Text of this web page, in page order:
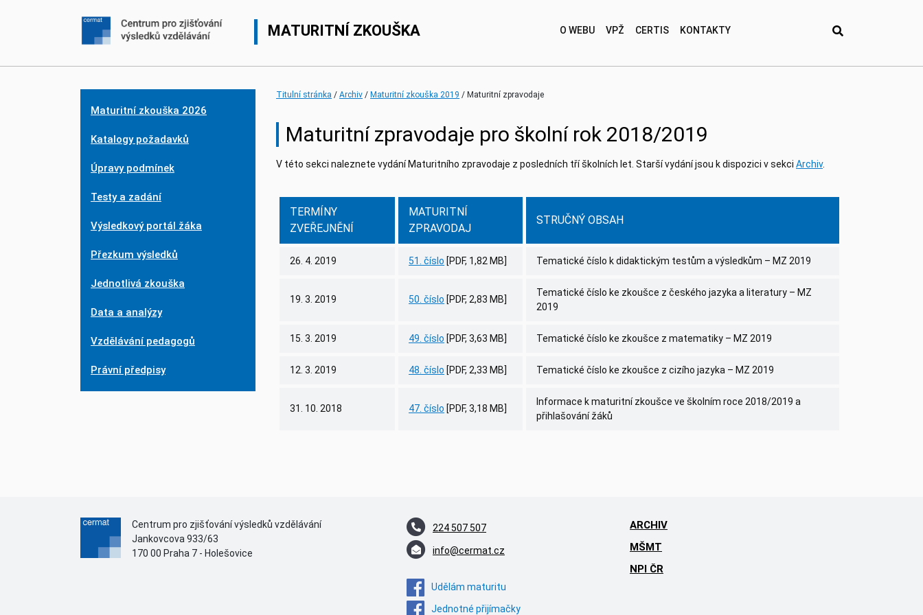
MATURITNÍ ZKOUŠKA O WEBU VPŽ CERTIS KONTAKTY
Maturitní zkouška 2026
Katalogy požadavků
Úpravy podmínek
Testy a zadání
Výsledkový portál žáka
Přezkum výsledků
Jednotlivá zkouška
Data a analýzy
Vzdělávání pedagogů
Právní předpisy
Titulní stránka Archiv(current)
Maturitní zkouška 2019 (current)
Maturitní zpravodaje
Maturitní zpravodaje pro školní rok 2018/2019
V této sekci naleznete vydání Maturitního zpravodaje z posledních tří školních let. Starší vydání jsou k dispozici v sekci Archiv.
TERMÍNY
ZVEŘEJNĚNÍ
MATURITNÍ
ZPRAVODAJ
STRUČNÝ OBSAH
26. 4. 2019 51. číslo [PDF, 1,82 MB] Tematické číslo k didaktickým testům a výsledkům – MZ 2019
19. 3. 2019 50. číslo [PDF, 2,83 MB]
Tematické číslo ke zkoušce z českého jazyka a literatury – MZ
2019
15. 3. 2019 49. číslo [PDF, 3,63 MB] Tematické číslo ke zkoušce z matematiky – MZ 2019
12. 3. 2019 48. číslo [PDF, 2,33 MB] Tematické číslo ke zkoušce z cizího jazyka – MZ 2019
31. 10. 2018 47. číslo [PDF, 3,18 MB]
Informace k maturitní zkoušce ve školním roce 2018/2019 a
přihlašování žáků
Centrum pro zjišťování výsledků vzdělávání
Jankovcova 933/63
170 00 Praha 7 - Holešovice
224 507 507
info@cermat.cz
Udělám maturitu
Jednotné přijímačky
ARCHIV
MŠMT
NPI ČR